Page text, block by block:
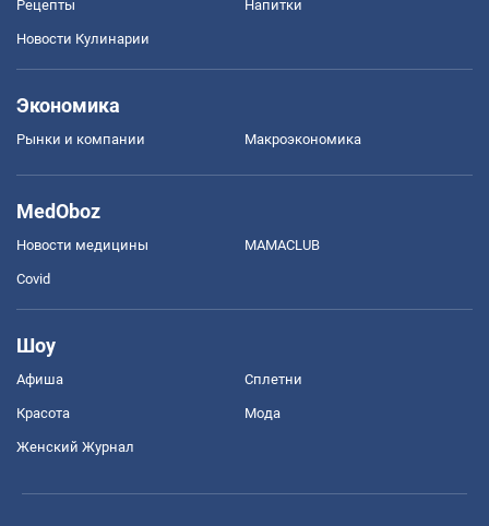
Рецепты Напитки
Новости Кулинарии
Экономика
Рынки и компании Mакроэкономика
MedOboz
Новости медицины MAMACLUB
Covid
Шоу
Афиша Сплетни
Красота Мода
Женский Журнал